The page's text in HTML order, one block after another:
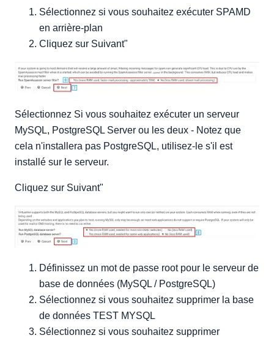
Sélectionnez si vous souhaitez exécuter SPAMD
en arrière-plan
Cliquez sur Suivant"
Sélectionnez Si vous souhaitez exécuter un serveur
MySQL, PostgreSQL Server ou les deux - Notez que
cela n'installera pas PostgreSQL, utilisez-le s'il est
installé sur le serveur.
Cliquez sur Suivant"
Définissez un mot de passe root pour le serveur de
base de données (MySQL / PostgreSQL)
Sélectionnez si vous souhaitez supprimer la base
de données TEST MYSQL
Sélectionnez si vous souhaitez supprimer